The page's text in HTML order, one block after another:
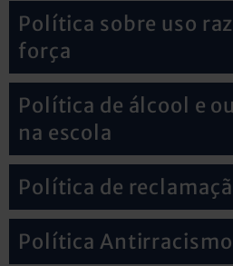
Política sobre uso
força
Política de álcool e
na escola
Política de
Política Antirracismo